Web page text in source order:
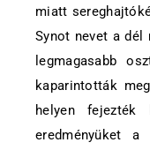
miatt
Synot nevet a dél
legmagasabb
kaparintották
helyen
eredményüket a